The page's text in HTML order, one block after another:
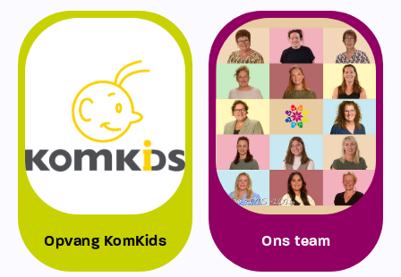
Opvang KomKids Ons team